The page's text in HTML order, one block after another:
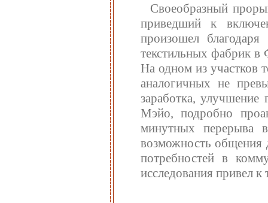
Своеобразный
приведший к
произошел
текстильных фабрик
На одном из участков
аналогичных не
заработка,
Мэйо, подробно
минутных перерыва
возможность общения
потребностей в
исследования привел к